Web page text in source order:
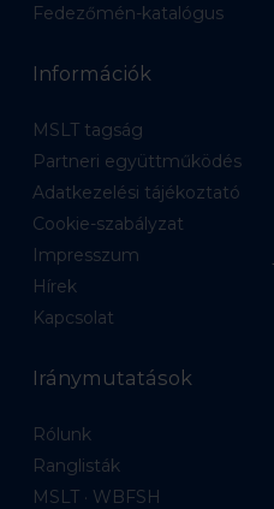
Fedezőmén-katalógus
Információk
MSLT tagság
Partneri együttműködés
Adatkezelési tájékoztató
Cookie-szabályzat
Impresszum
Hírek
Kapcsolat
Iránymutatások
Rólunk
Ranglisták
MSLT · WBFSH